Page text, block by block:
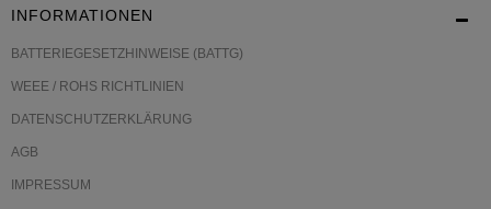
INFORMATIONEN
BATTERIEGESETZHINWEISE (BATTG)
WEEE / ROHS RICHTLINIEN
DATENSCHUTZERKLÄRUNG
AGB
IMPRESSUM